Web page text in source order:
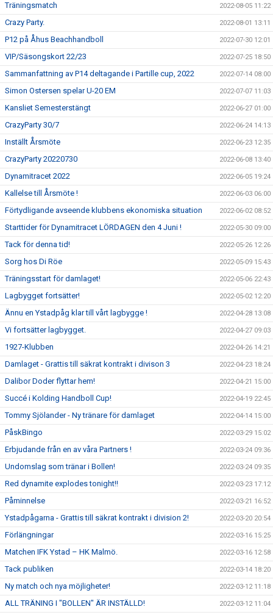
Träningsmatch 2022-08-05 11:22
Crazy Party. 2022-08-01 13:11
P12 på Åhus Beachhandboll 2022-07-30 12:01
VIP/Säsongskort 22/23 2022-07-25 18:50
Sammanfattning av P14 deltagande i Partille cup, 2022 2022-07-14 08:00
Simon Ostersen spelar U-20 EM 2022-07-07 11:03
Kansliet Semesterstängt 2022-06-27 01:00
CrazyParty 30/7 2022-06-24 14:13
Inställt Årsmöte 2022-06-23 12:35
CrazyParty 20220730 2022-06-08 13:40
Dynamitracet 2022 2022-06-05 19:24
Kallelse till Årsmöte ! 2022-06-03 06:00
Förtydligande avseende klubbens ekonomiska situation 2022-06-02 08:52
Starttider för Dynamitracet LÖRDAGEN den 4 Juni ! 2022-05-30 09:00
Tack för denna tid! 2022-05-26 12:26
Sorg hos Di Röe 2022-05-09 15:43
Träningsstart för damlaget! 2022-05-06 22:43
Lagbygget fortsätter! 2022-05-02 12:20
Ännu en Ystadpåg klar till vårt lagbygge ! 2022-04-28 13:08
Vi fortsätter lagbygget. 2022-04-27 09:03
1927-Klubben 2022-04-26 14:21
Damlaget - Grattis till säkrat kontrakt i divison 3 2022-04-23 18:24
Dalibor Doder flyttar hem! 2022-04-21 15:00
Succé i Kolding Handboll Cup! 2022-04-19 22:45
Tommy Sjölander - Ny tränare för damlaget 2022-04-14 15:00
PåskBingo 2022-03-29 15:02
Erbjudande från en av våra Partners ! 2022-03-24 09:36
Undomslag som tränar i Bollen! 2022-03-24 09:35
Red dynamite explodes tonight!! 2022-03-23 17:12
Påminnelse 2022-03-21 16:52
Ystadpågarna - Grattis till säkrat kontrakt i division 2! 2022-03-20 20:54
Förlängningar 2022-03-16 15:25
Matchen IFK Ystad – HK Malmö. 2022-03-16 12:58
Tack publiken 2022-03-14 18:20
Ny match och nya möjligheter! 2022-03-12 11:18
ALL TRÄNING I "BOLLEN" ÄR INSTÄLLD! 2022-03-12 11:04